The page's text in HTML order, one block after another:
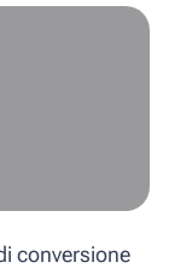
conversione